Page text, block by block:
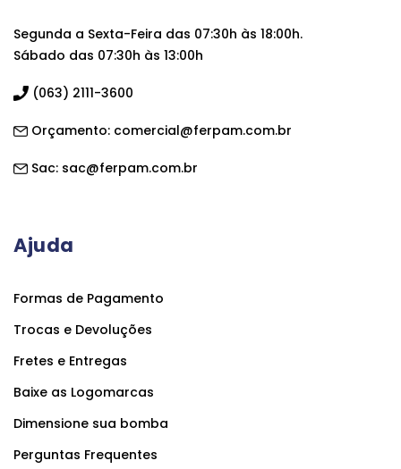
Segunda a Sexta-Feira das 07:30h às 18:00h.
Sábado das 07:30h às 13:00h
(063) 2111-3600
Orçamento: comercial@ferpam.com.br
Sac: sac@ferpam.com.br
Ajuda
Formas de Pagamento
Trocas e Devoluções
Fretes e Entregas
Baixe as Logomarcas
Dimensione sua bomba
Perguntas Frequentes